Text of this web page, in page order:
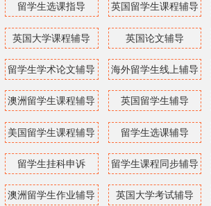
留学生选课指导 英国留学生课程辅导
英国大学课程辅导 英国论文辅导
留学生学术论文辅导 海外留学生线上辅导
澳洲留学生课程辅导 英国留学生辅导
美国留学生课程辅导 留学生选课辅导
留学生挂科申诉 留学生课程同步辅导
澳洲留学生作业辅导 英国大学考试辅导